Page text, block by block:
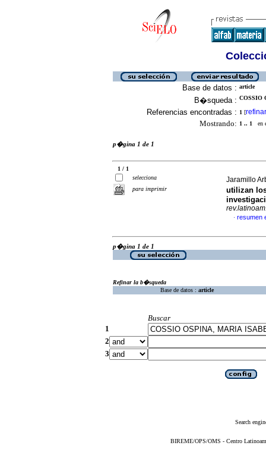
Base de datos : article
B�squeda : COSSIO
Referencias encontradas : 1 [refinar
Mostrando: 1 .. 1 en
p�gina 1 de 1
1 / 1
selecciona
para imprimir
Jaramillo
utilizan
· resumen
p�gina 1 de 1
Refinar la b�squeda
Base de datos : article
Buscar
1
2
3
Search
BIREME/OPS/OMS - Centro